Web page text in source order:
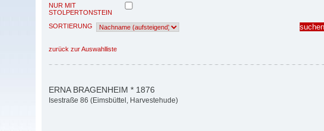
NUR MIT
STOLPERTONSTEIN
SORTIERUNG
zurück zur Auswahlliste
ERNA BRAGENHEIM * 1876
Isestraße 86 (Eimsbüttel, Harvestehude)